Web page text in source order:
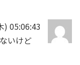
) 05:06:43
いけど